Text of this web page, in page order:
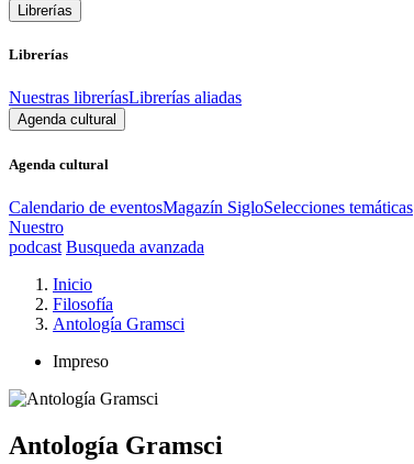
Librerías
Librerías
Nuestras libreríasLibrerías aliadas
Agenda cultural
Agenda cultural
Calendario de eventosMagazín SigloSelecciones temáticas
Nuestro
podcast Busqueda avanzada
Inicio
Filosofía
Antología Gramsci
Impreso
Antología Gramsci